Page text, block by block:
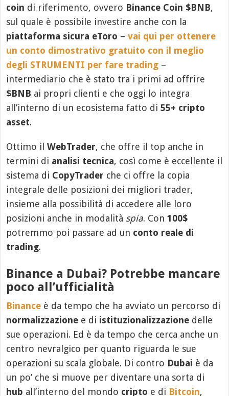
coin di riferimento, ovvero Binance Coin $BNB,
sul quale è possibile investire anche con la
piattaforma sicura eToro –vai qui per ottenere
un conto dimostrativo gratuito con il meglio
degli STRUMENTI per fare trading –
intermediario che è stato tra i primi ad offrire
$BNB ai propri clienti e che oggi lo integra
all’interno di un ecosistema fatto di55+ cripto
asset.
Ottimo ilWebTrader, che offre il top anche in
termini di analisi tecnica, così come è eccellente il
sistema di CopyTrader che ci offre la copia
integrale delle posizioni dei migliori trader,
insieme alla possibilità di accedere alle loro
posizioni anche in modalità spia. Con100$
potremmo poi passare ad un conto reale di
trading.
Binance a Dubai? Potrebbe mancare
poco all’ufficialità
Binance è da tempo che ha avviato un percorso di
normalizzazione e di istituzionalizzazione delle
sue operazioni. Ed è da tempo che cerca anche un
centro nevralgico per quanto riguarda le sue
operazioni su scala globale. Di contro Dubai è da
un po’ che si muove per diventare una sorta di
hub all’interno del mondo cripto e di Bitcoin,